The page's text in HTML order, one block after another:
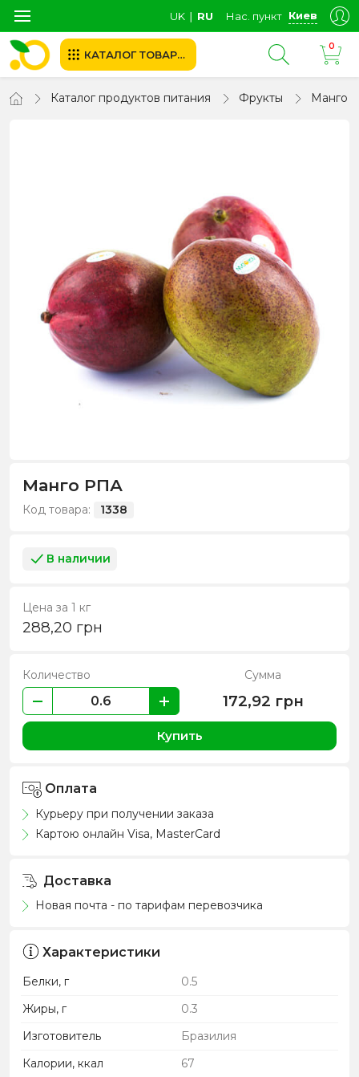
UK ∣ RU Нас. пункт Киев
КАТАЛОГ ТОВАРОВ
0
Каталог продуктов питания Фрукты Манго
Манго РПА
Код товара: 1338
В наличии
Цена за 1 кг
288,20 грн
Количество Сумма
172,92 грн
Купить
Оплата
Курьеру при получении заказа
Картою онлайн Visa, MasterCard
Доставка
Новая почта - по тарифам перевозчика
Характеристики
Белки, г
0.5
Жиры, г
0.3
Изготовитель
Бразилия
Калории, ккал
67